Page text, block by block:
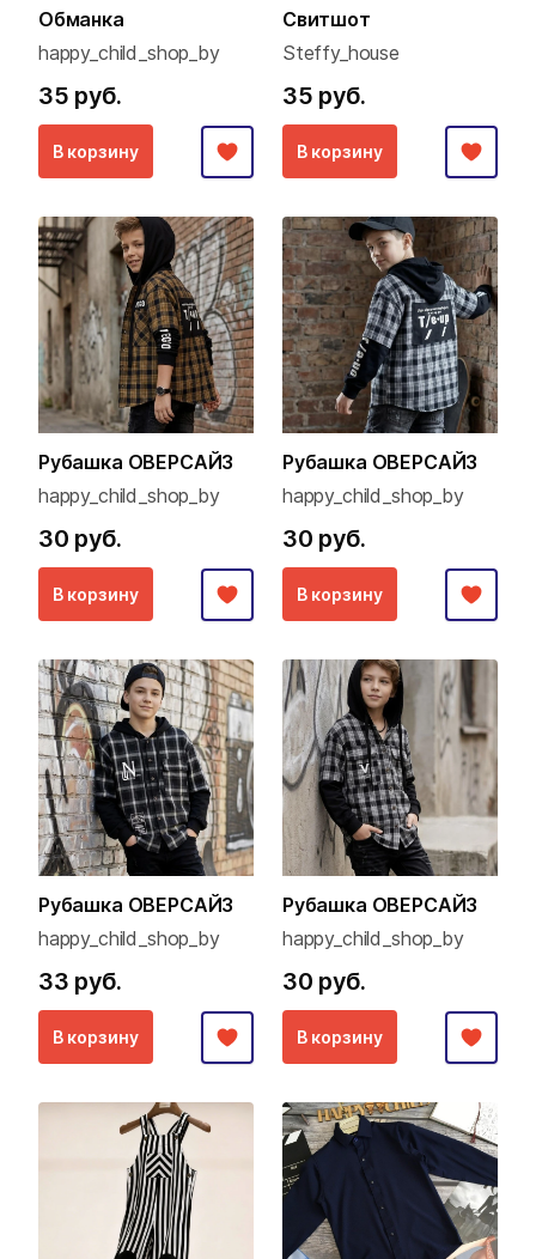
Обманка
happy_child_shop_by
35 руб.
В корзину
Свитшот
Steffy_house
35 руб.
В корзину
Рубашка ОВЕРСАЙЗ
happy_child_shop_by
30 руб.
В корзину
Рубашка ОВЕРСАЙЗ
happy_child_shop_by
30 руб.
В корзину
Рубашка ОВЕРСАЙЗ
happy_child_shop_by
33 руб.
В корзину
Рубашка ОВЕРСАЙЗ
happy_child_shop_by
30 руб.
В корзину